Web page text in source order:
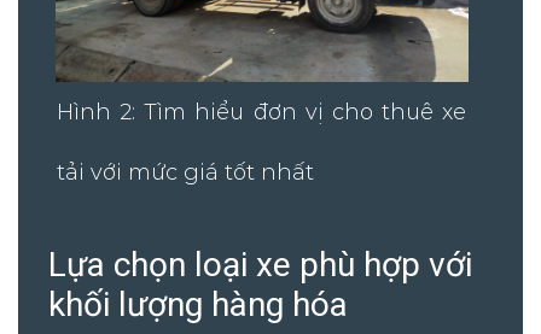
Hình 2: Tìm hiểu đơn vị cho thuê xe
tải với mức giá tốt nhất
Lựa chọn loại xe phù hợp với
khối lượng hàng hóa